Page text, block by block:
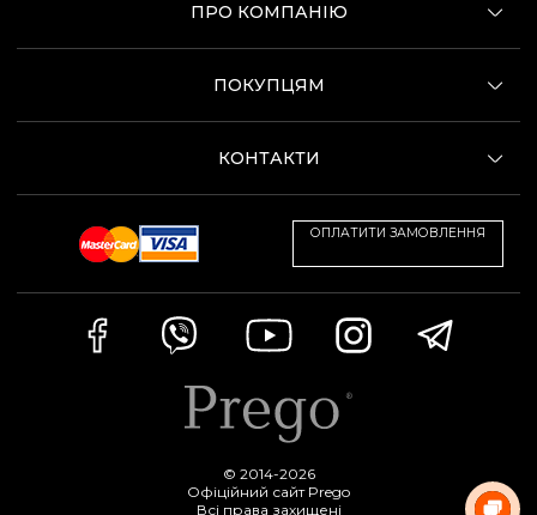
ПРО КОМПАНІЮ
ПОКУПЦЯМ
КОНТАКТИ
ОПЛАТИТИ ЗАМОВЛЕННЯ
© 2014-2026
Офіційний сайт Prego
Всі права захищені